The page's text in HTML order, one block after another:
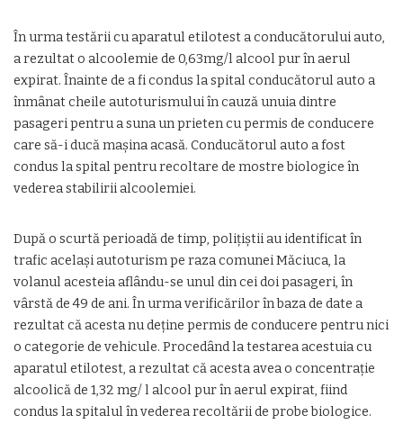
În urma testării cu aparatul etilotest a conducătorului auto,
a rezultat o alcoolemie de 0,63mg/l alcool pur în aerul
expirat. Înainte de a fi condus la spital conducătorul auto a
înmânat cheile autoturismului în cauză unuia dintre
pasageri pentru a suna un prieten cu permis de conducere
care să-i ducă maşina acasă. Conducătorul auto a fost
condus la spital pentru recoltare de mostre biologice în
vederea stabilirii alcoolemiei.
După o scurtă perioadă de timp, poliţiştii au identificat în
trafic acelaşi autoturism pe raza comunei Măciuca, la
volanul acesteia aflându-se unul din cei doi pasageri, în
vârstă de 49 de ani. În urma verificărilor în baza de date a
rezultat că acesta nu deţine permis de conducere pentru nici
o categorie de vehicule. Procedând la testarea acestuia cu
aparatul etilotest, a rezultat că acesta avea o concentraţie
alcoolică de 1,32 mg/ l alcool pur în aerul expirat, fiind
condus la spitalul în vederea recoltării de probe biologice.